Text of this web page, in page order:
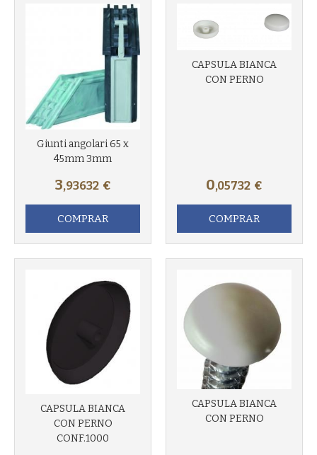
Giunti angolari 65 x
45mm 3mm
3,93632 €
COMPRAR
CAPSULA BIANCA
CON PERNO
0,05732 €
COMPRAR
CAPSULA BIANCA
CON PERNO
CONF.1000
CAPSULA BIANCA
CON PERNO